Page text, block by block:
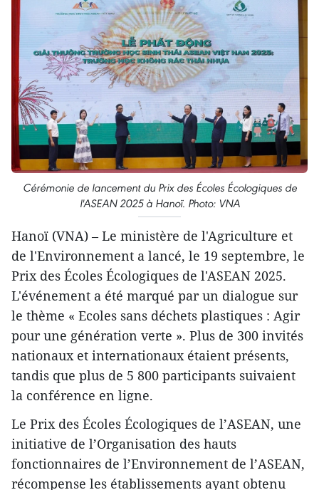
Cérémonie de lancement du Prix des Écoles Écologiques de
l'ASEAN 2025 à Hanoï. Photo: VNA
Hanoï (VNA) – Le ministère de l'Agriculture et
de l'Environnement a lancé, le 19 septembre, le
Prix des Écoles Écologiques de l'ASEAN 2025.
L'événement a été marqué par un dialogue sur
le thème « Ecoles sans déchets plastiques : Agir
pour une génération verte ». Plus de 300 invités
nationaux et internationaux étaient présents,
tandis que plus de 5 800 participants suivaient
la conférence en ligne.
Le Prix des Écoles Écologiques de l’ASEAN, une
initiative de l’Organisation des hauts
fonctionnaires de l’Environnement de l’ASEAN,
récompense les établissements ayant obtenu